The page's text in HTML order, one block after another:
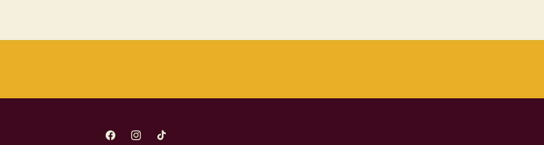
FacebookInstagramTikTok